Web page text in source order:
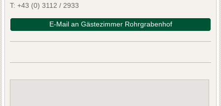
T: +43 (0) 3112 / 2933
E-Mail an Gästezimmer Rohrgrabenhof